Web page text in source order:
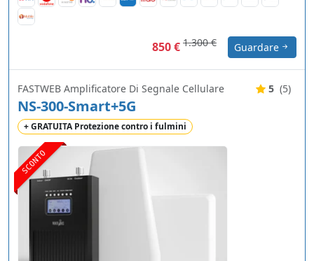
850 € 1.300 € Guardare
SCONTO
FASTWEB Amplificatore Di Segnale Cellulare
NS-300-Smart+5G
+ GRATUITA Protezione contro i fulmini
5 (5)